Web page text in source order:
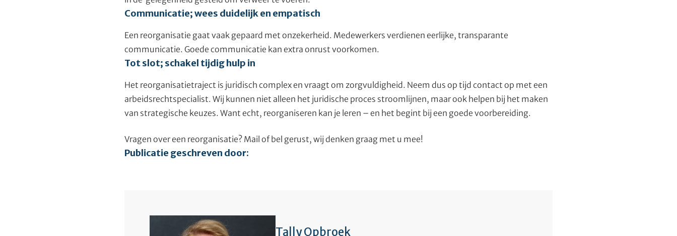
Communicatie; wees duidelijk en empatisch
Een reorganisatie gaat vaak gepaard met onzekerheid. Medewerkers verdienen eerlijke, transparante
communicatie. Goede communicatie kan extra onrust voorkomen.
Tot slot; schakel tijdig hulp in
Het reorganisatietraject is juridisch complex en vraagt om zorgvuldigheid. Neem dus op tijd contact op met een
arbeidsrechtspecialist. Wij kunnen niet alleen het juridische proces stroomlijnen, maar ook helpen bij het maken
van strategische keuzes. Want echt, reorganiseren kan je leren – en het begint bij een goede voorbereiding.
Vragen over een reorganisatie? Mail of bel gerust, wij denken graag met u mee!
Publicatie geschreven door:
Tally Opbroek